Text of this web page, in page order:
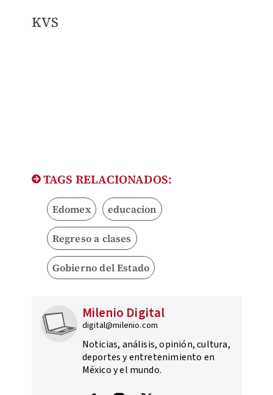
KVS
TAGS RELACIONADOS:
Edomex educacion
Regreso a clases
Gobierno del Estado
Milenio Digital
digital@milenio.com
Noticias, análisis, opinión, cultura,
deportes y entretenimiento en
México y el mundo.